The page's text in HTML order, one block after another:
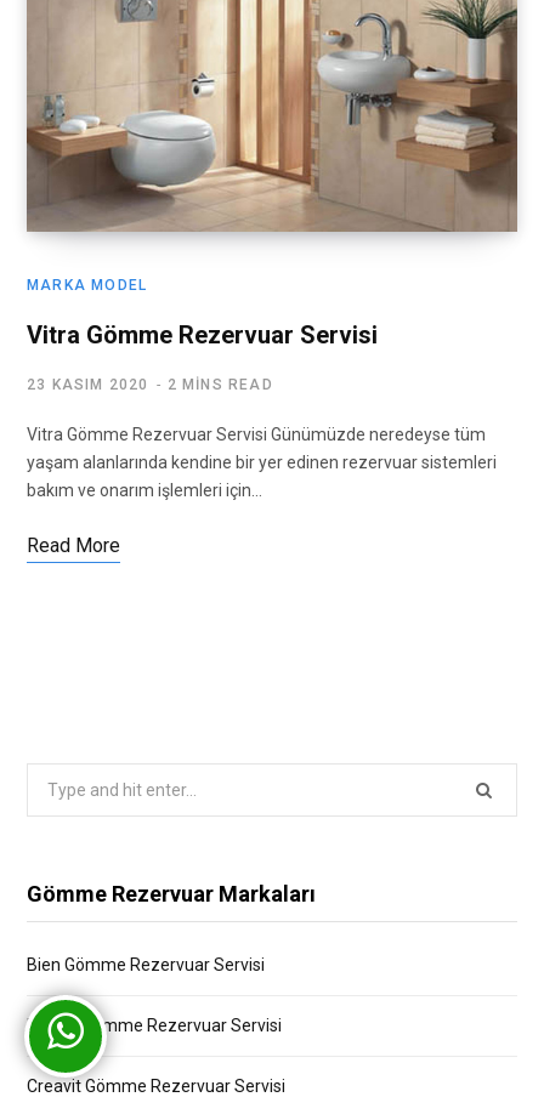
MARKA MODEL
Vitra Gömme Rezervuar Servisi
23 KASIM 2020 2 MINS READ
Vitra Gömme Rezervuar Servisi Günümüzde neredeyse tüm
yaşam alanlarında kendine bir yer edinen rezervuar sistemleri
bakım ve onarım işlemleri için…
Read More
Gömme Rezervuar Markaları
Bien Gömme Rezervuar Servisi
Bocchi Gömme Rezervuar Servisi
Creavit Gömme Rezervuar Servisi